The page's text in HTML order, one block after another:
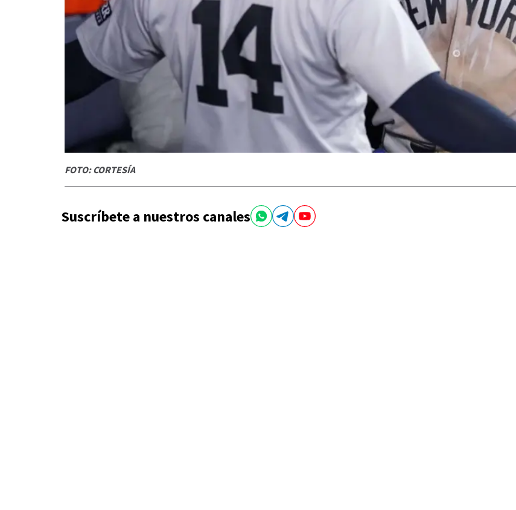
FOTO: CORTESÍA
Suscríbete a nuestros canales